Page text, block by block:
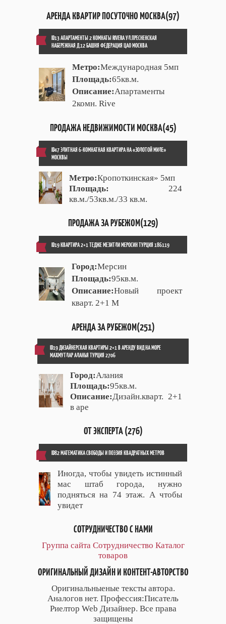
АРЕНДА КВАРТИР ПОСУТОЧНО МОСКВА(97)
ID13 АПАРТАМЕНТЫ 2 КОМНАТЫ RIVERA УЛ.ПРЕСНЕНСКАЯ
НАБЕРЕЖНАЯ Д.12 БАШНЯ ФЕДЕРАЦИЯ ЦАО МОСКВА
Метро:Международная 5мп
Площадь:65кв.м.
Описание:Апартаменты
2комн. Rive
ПРОДАЖА НЕДВИЖИМОСТИ МОСКВА(45)
ID47 ЭЛИТНАЯ 6-КОМНАТНАЯ КВАРТИРА НА «ЗОЛОТОЙ МИЛЕ»
МОСКВЫ
Метро:Кропоткинская» 5мп
Площадь:
224
кв.м./53кв.м./33 кв.м.
ПРОДАЖА ЗА РУБЕЖОМ(129)
ID19 КВАРТИРА 2+1 ТЕДЖЕ МЕЗИТЛИ МЕРОСИН ТУРЦИЯ 186119
Город:Мерсин
Площадь:95кв.м.
Описание:Новый проект
кварт. 2+1 М
АРЕНДА ЗА РУБЕЖОМ(251)
ID19 ДИЗАЙНЕРСКАЯ КВАРТИРЫ 2+1 В АРЕНДУ ВИД НА МОРЕ
МАХМУТЛАР АЛАНЬЯ ТУРЦИЯ 2706
Город:Алания
Площадь:95кв.м.
Описание: Дизайн.кварт. 2+1
в аре
ОТ ЭКСПЕРТА (276)
ID82 МАТЕМАТИКА СВОБОДЫ И ПОЭЗИЯ КВАДРАТНЫХ МЕТРОВ
Иногда, чтобы увидеть истинный
мас штаб города, нужно
подняться на 74 этаж. А чтобы
увидет
СОТРУДНИЧЕСТВО С НАМИ
Группа сайта Сотрудничество Каталог
товаров
ОРИГИНАЛЬНЫЙ ДИЗАЙН И КОНТЕНТ-АВТОРСТВО
Оригинальныеные тексты автора.
Аналогов нет. Профессия:Писатель
Риелтор Web Дизайнер. Все права
защищены